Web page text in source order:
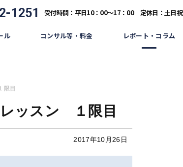
1251 受付時間：平日10：00～17：00 定休日：土日祝
ル コンサル等・料金 レポート・コラム
限目
ッスン １限目
2017年10月26日